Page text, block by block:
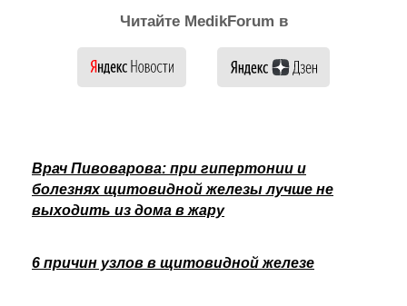
Читайте MedikForum в
Врач Пивоварова: при гипертонии и
болезнях щитовидной железы лучше не
выходить из дома в жару
6 причин узлов в щитовидной железе